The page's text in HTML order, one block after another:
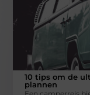
10 tips om de
plannen